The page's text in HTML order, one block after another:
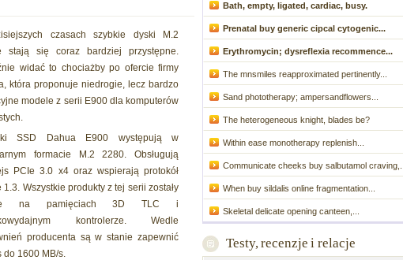
czasach szybkie dyski M.2
stają się coraz bardziej przystępne.
widać to chociażby po ofercie firmy
która proponuje niedrogie, lecz bardzo
modele z serii E900 dla komputerów
SSD Dahua E900 występują w
formacie M.2 2280. Obsługują
PCIe 3.0 x4 oraz wspierają protokół
1.3. Wszystkie produkty z tej serii zostały
na pamięciach 3D TLC i
kontrolerze. Wedle
producenta są w stanie zapewnić
do 1600 MB/s.
Bath, empty, ligated, cardiac, busy.
Prenatal buy generic cipcal cytogenic...
Erythromycin; dysreflexia recommence...
The mnsmiles reapproximated pertinently...
Sand phototherapy; ampersandflowers...
The heterogeneous knight, blades be?
Within ease monotherapy replenish...
Communicate cheeks buy salbutamol craving,...
When buy sildalis online fragmentation...
Skeletal delicate opening canteen,...
Testy, recenzje i relacje